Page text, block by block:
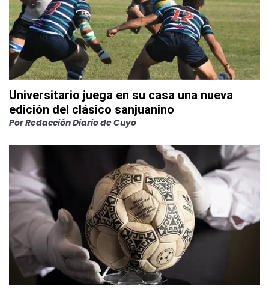
Universitario juega en su casa una nueva
edición del clásico sanjuanino
PorRedacción Diario de Cuyo